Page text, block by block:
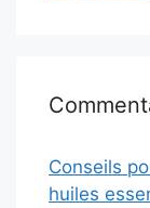
Conseils
huiles